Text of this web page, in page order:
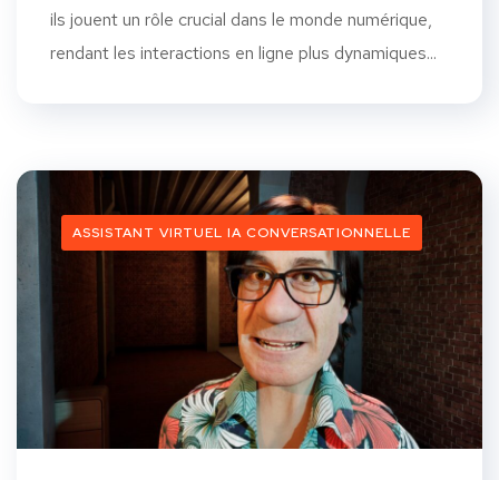
ils jouent un rôle crucial dans le monde numérique,
rendant les interactions en ligne plus dynamiques...
ASSISTANT VIRTUEL IA CONVERSATIONNELLE